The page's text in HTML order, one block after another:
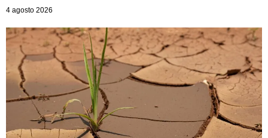
4 agosto 2026